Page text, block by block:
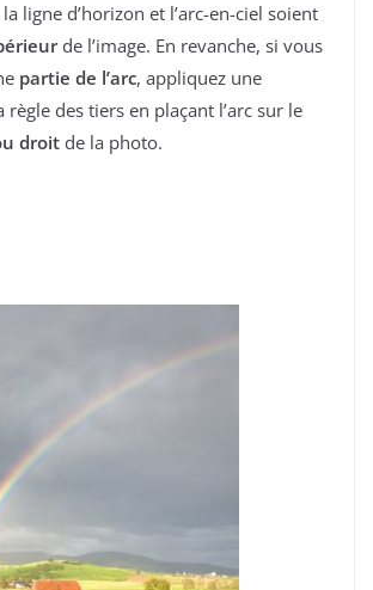
ligne d’horizon et l’arc-en-ciel soient
de l’image. En revanche, si vous
partie de l’arc, appliquez une
des tiers en plaçant l’arc sur le
droit de la photo.